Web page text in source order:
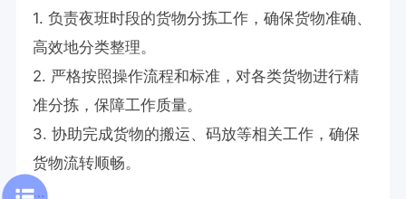
1. 负责夜班时段的货物分拣工作，确保货物准确、
高效地分类整理。
2. 严格按照操作流程和标准，对各类货物进行精
准分拣，保障工作质量。
3. 协助完成货物的搬运、码放等相关工作，确保
货物流转顺畅。